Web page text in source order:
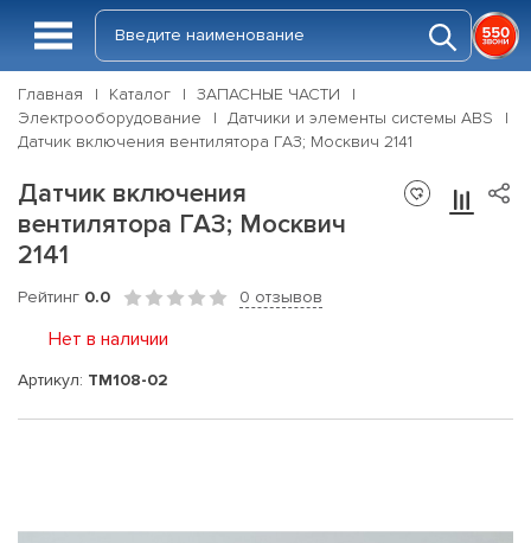
Главная Каталог
ЗАПАСНЫЕ ЧАСТИ
Электрооборудование
Датчики и элементы системы ABS
Датчик включения вентилятора ГАЗ; Москвич 2141
Датчик включения
вентилятора ГАЗ; Москвич
2141
Рейтинг 0.0 0 отзывов
Нет в наличии
Артикул: ТМ108-02